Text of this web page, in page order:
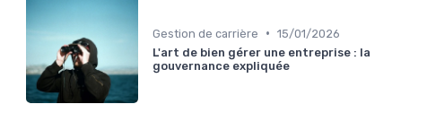
Gestion de carrière • 15/01/2026
L'art de bien gérer une entreprise : la
gouvernance expliquée